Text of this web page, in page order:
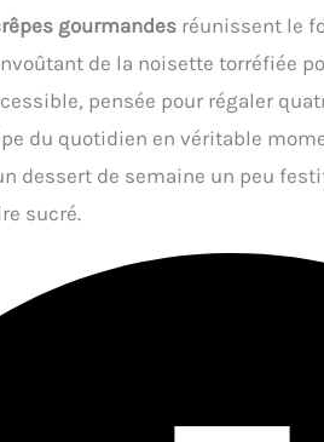
gourmandes réunissent le
de la noisette torréfiée
pensée pour régaler
du quotidien en véritable
dessert de semaine un peu
sucré.